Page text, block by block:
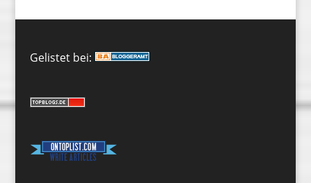
Gelistet bei: